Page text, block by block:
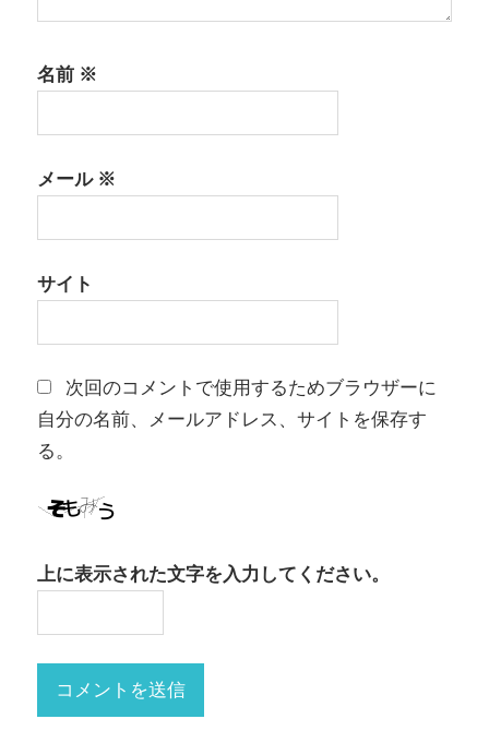
名前 ※
メール※
サイト
次回のコメントで使用するためブラウザーに
自分の名前、メールアドレス、サイトを保存す
る。
上に表示された文字を入力してください。